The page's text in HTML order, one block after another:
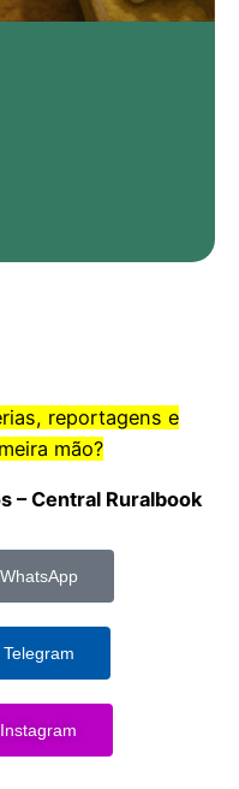
reportagens e
mão?
– Central Ruralbook